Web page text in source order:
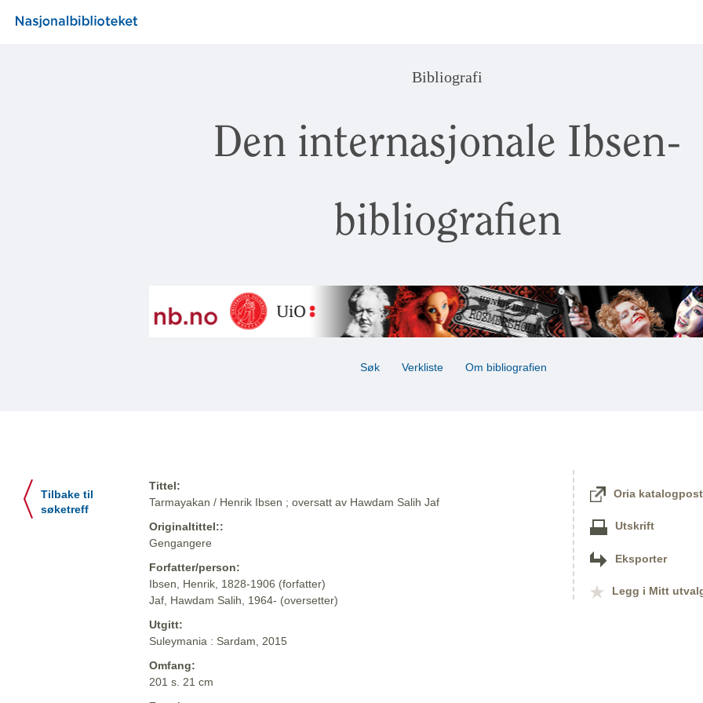
Bibliografi
Den internasjonale Ibsen-
bibliografien
Søk Verkliste Om bibliografien
Tilbake til
søketreff
Tittel:
Tarmayakan / Henrik Ibsen ; oversatt av Hawdam Salih Jaf
Originaltittel::
Gengangere
Forfatter/person:
Ibsen, Henrik, 1828-1906 (forfatter)
Jaf, Hawdam Salih, 1964- (oversetter)
Utgitt:
Suleymania : Sardam, 2015
Omfang:
201 s. 21 cm
Oria katalogpost
Utskrift
Eksporter
Legg i Mitt